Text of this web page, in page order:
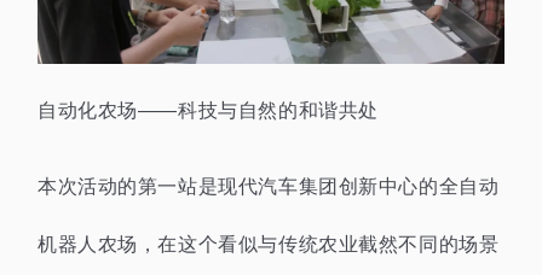
自动化农场——科技与自然的和谐共处
本次活动的第一站是现代汽车集团创新中心的全自动
机器人农场，在这个看似与传统农业截然不同的场景